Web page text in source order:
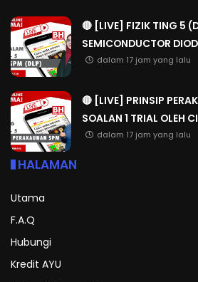
🔴 [LIVE] FIZIK TING 5
SEMICONDUCTOR
dalam 17 jam yang lalu
🔴 [LIVE] PRINSIP
SOALAN 1 TRIAL OLEH
dalam 17 jam yang lalu
HALAMAN
Utama
F.A.Q
Hubungi
Kredit AYU